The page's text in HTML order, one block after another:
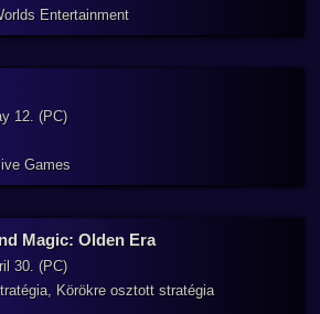
Entertainment
12. (PC)
Games
Magic: Olden Era
30. (PC)
Körökre osztott stratégia